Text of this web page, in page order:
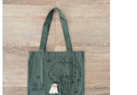
お気に入り